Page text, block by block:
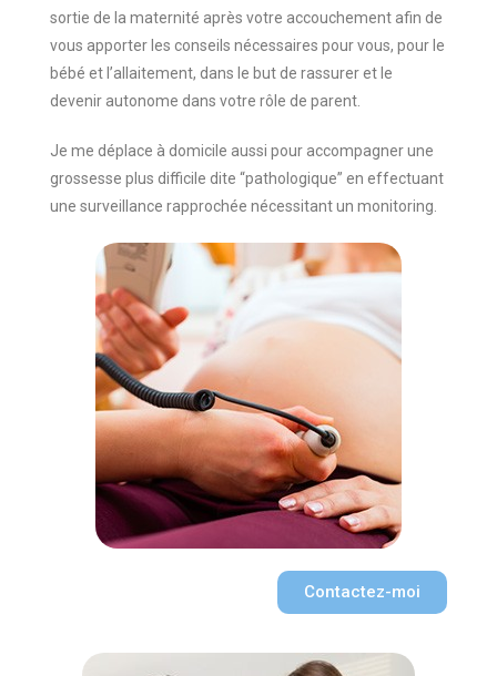
sortie de la maternité après votre accouchement afin de
vous apporter les conseils nécessaires pour vous, pour le
bébé et l’allaitement, dans le but de rassurer et le
devenir autonome dans votre rôle de parent.
Je me déplace à domicile aussi pour accompagner une
grossesse plus difficile dite “pathologique” en effectuant
une surveillance rapprochée nécessitant un monitoring.
Contactez-moi